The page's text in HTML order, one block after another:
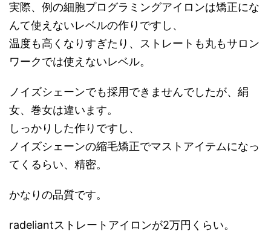
実際、例の細胞プログラミングアイロンは矯正にな
んて使えないレベルの作りですし、
温度も高くなりすぎたり、ストレートも丸もサロン
ワークでは使えないレベル。
ノイズシェーンでも採用できませんでしたが、絹
女、巻女は違います。
しっかりした作りですし、
ノイズシェーンの縮毛矯正でマストアイテムになっ
てくるらい、精密。
かなりの品質です。
radeliantストレートアイロンが2万円くらい。